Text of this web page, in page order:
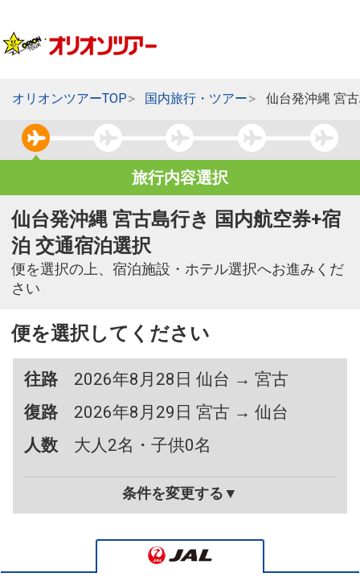
オリオンツアーTOP 国内旅行・ツアー 仙台発沖縄 宮
旅行内容選択
仙台発沖縄 宮古島行き 国内航空券+宿
泊 交通宿泊選択
便を選択の上、宿泊施設・ホテル選択へお進みくだ
さい
便を選択してください
往路
2026年8月28日 仙台 → 宮古
復路
2026年8月29日 宮古 → 仙台
人数
大人2名・子供0名
条件を変更する▼